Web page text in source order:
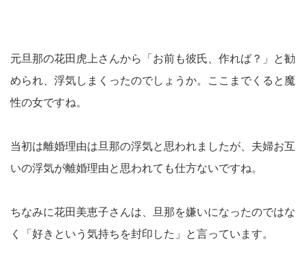
元旦那の花田虎上さんから「お前も彼氏、作れば？」と勧
められ、浮気しまくったのでしょうか。ここまでくると魔
性の女ですね。
当初は離婚理由は旦那の浮気と思われましたが、夫婦お互
いの浮気が離婚理由と思われても仕方ないですね。
ちなみに花田美恵子さんは、旦那を嫌いになったのではな
く「好きという気持ちを封印した」と言っています。